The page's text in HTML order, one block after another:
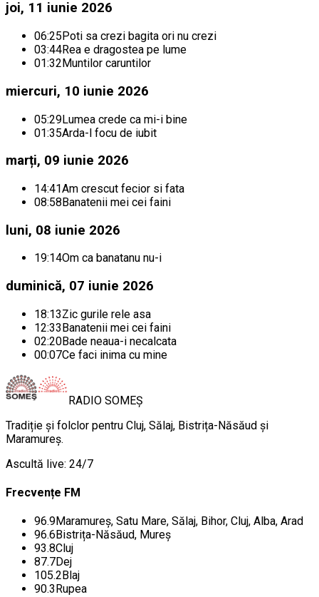
joi, 11 iunie 2026
06:25 Poti sa crezi bagita ori nu crezi
03:44Rea e dragostea pe lume
01:32 Muntilor caruntilor
miercuri, 10 iunie 2026
05:29Lumea crede ca mi-i bine
01:35Arda-l focu de iubit
marți, 09 iunie 2026
14:41Am crescut fecior si fata
08:58Banatenii mei cei faini
luni, 08 iunie 2026
19:14Om ca banatanu nu-i
duminică, 07 iunie 2026
18:13Zic gurile rele asa
12:33Banatenii mei cei faini
02:20Bade neaua-i necalcata
00:07Ce faci inima cu mine
RADIO SOMEȘ
Tradiție și folclor pentru Cluj, Sălaj, Bistrița-Năsăud și
Maramureș.
Ascultă live: 24/7
Frecvențe FM
96.9Maramureș, Satu Mare, Sălaj, Bihor, Cluj, Alba, Arad
96.6 Bistrița-Năsăud, Mureș
93.8Cluj
87.7Dej
105.2 Blaj
90.3 Rupea